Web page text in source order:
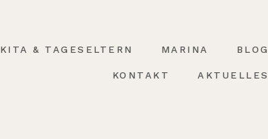
KITA & TAGESELTERN MARINA BLOG
KONTAKT AKTUELLES